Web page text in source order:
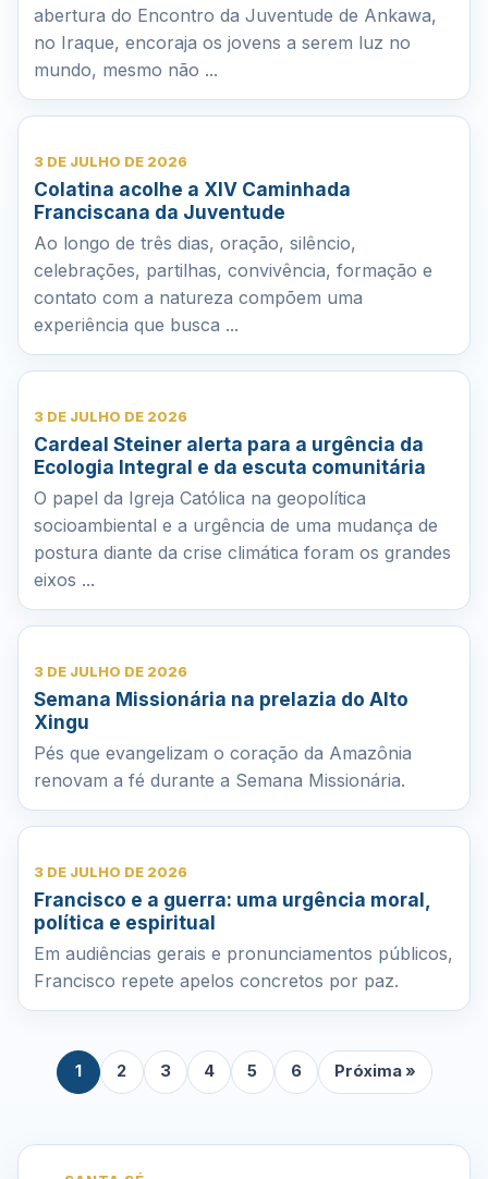
abertura do Encontro da Juventude de Ankawa,
no Iraque, encoraja os jovens a serem luz no
mundo, mesmo não ...
3 DE JULHO DE 2026
Colatina acolhe a XIV Caminhada
Franciscana da Juventude
Ao longo de três dias, oração, silêncio,
celebrações, partilhas, convivência, formação e
contato com a natureza compõem uma
experiência que busca ...
3 DE JULHO DE 2026
Cardeal Steiner alerta para a urgência da
Ecologia Integral e da escuta comunitária
O papel da Igreja Católica na geopolítica
socioambiental e a urgência de uma mudança de
postura diante da crise climática foram os grandes
eixos ...
3 DE JULHO DE 2026
Semana Missionária na prelazia do Alto
Xingu
Pés que evangelizam o coração da Amazônia
renovam a fé durante a Semana Missionária.
3 DE JULHO DE 2026
Francisco e a guerra: uma urgência moral,
política e espiritual
Em audiências gerais e pronunciamentos públicos,
Francisco repete apelos concretos por paz.
1 2 3 4 5 6 Próxima »